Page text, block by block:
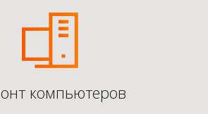
компьютеров